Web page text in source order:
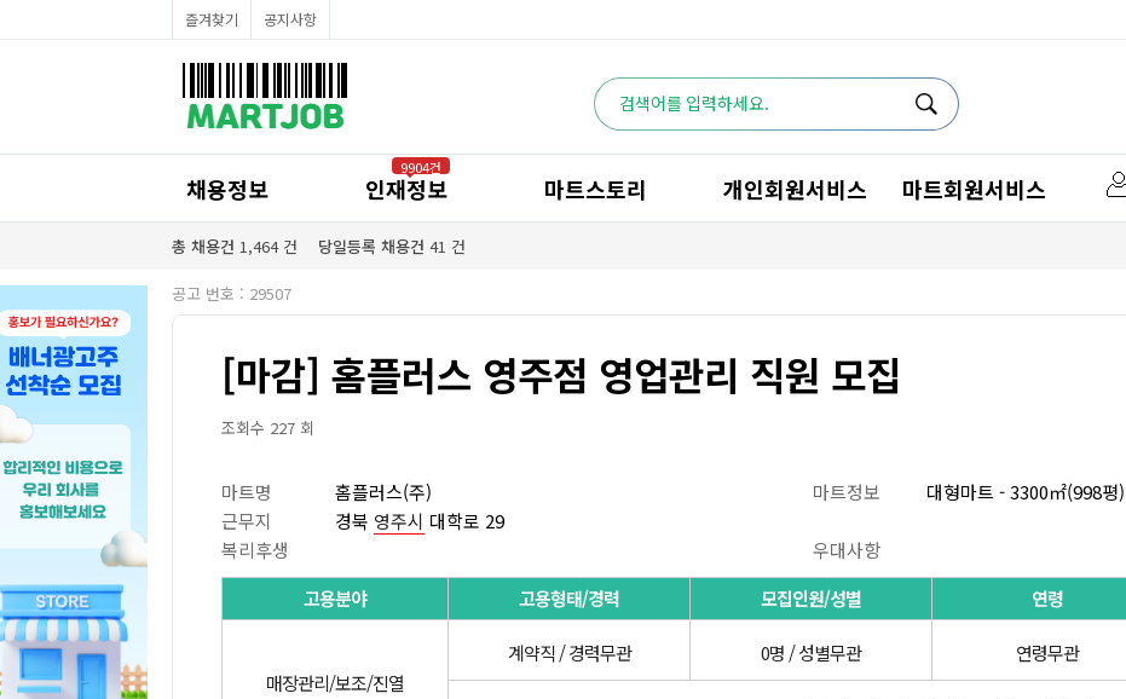
공산직원채용정보
농산/야채청과직원채용정보
수산직원채용정보
즐겨찾기 공지사항
채용정보 인재정보
9904건
마트스토리 개인회원서비스 마트회원서비스
총 채용건 1,464건 당일등록 채용건 41 건
공고 번호 : 29507
[마감] 홈플러스 영주점 영업관리 직원 모집
조회수 227 회
마트명 홈플러스(주) 마트정보
대형마트 - 3300㎡(998평
근무지
경북 영주시 대학로 29
복리후생
우대사항
고용분야
고용형태/경력 모집인원/성별 연령
매장관리/보조/진열
계약직 / 경력무관 0명 / 성별무관 연령무관